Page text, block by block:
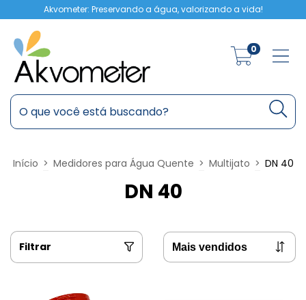
Akvometer: Preservando a água, valorizando a vida!
0
Início > Medidores para Água Quente > Multijato > DN 40
DN 40
Filtrar